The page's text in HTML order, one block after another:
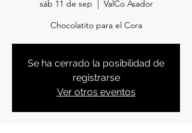
sáb 11 de sep
  |
ValCo Asador
Chocolatito para el Cora
Se ha cerrado la posibilidad de
registrarse
Ver otros eventos